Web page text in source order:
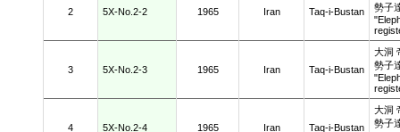
2 5X-No.2-2 1965 Iran Taq-i-Bustan
勢子
3 5X-No.2-3 1965 Iran Taq-i-Bustan
大洞
勢子
4 5X-No.2-4 1965 Iran Taq-i-Bustan
大洞
勢子